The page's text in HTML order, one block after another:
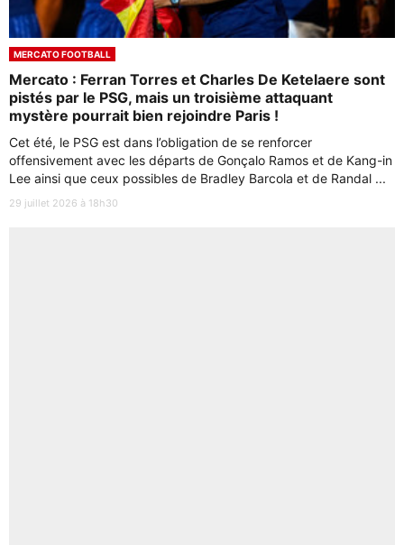
MERCATO FOOTBALL
Mercato : Ferran Torres et Charles De Ketelaere sont
pistés par le PSG, mais un troisième attaquant
mystère pourrait bien rejoindre Paris !
Cet été, le PSG est dans l’obligation de se renforcer
offensivement avec les départs de Gonçalo Ramos et de Kang-in
Lee ainsi que ceux possibles de Bradley Barcola et de Randal ...
29 juillet 2026 à 18h30